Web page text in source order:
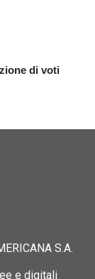
di voti
S.A.
e digitali